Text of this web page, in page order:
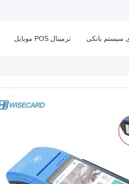
سیستم بانکی ترمینال POS موبایل